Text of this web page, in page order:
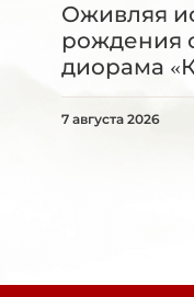
Оживляя
рождения
диорама
7 августа 2026